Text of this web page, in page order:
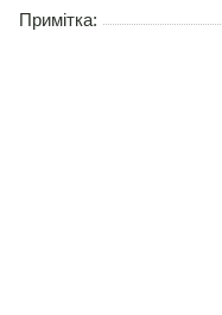
Примітка: